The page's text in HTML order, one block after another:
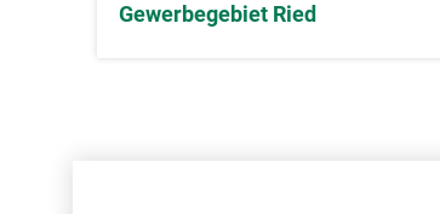
Gewerbegebiet Ried